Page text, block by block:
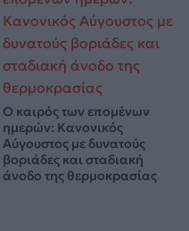
Ο καιρός των επομένων
ημερών: Κανονικός
Αύγουστος με δυνατούς
βοριάδες και σταδιακή
άνοδο της θερμοκρασίας